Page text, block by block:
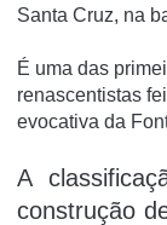
Santa Cruz, na
É uma das
renascentistas
evocativa da
A
construção